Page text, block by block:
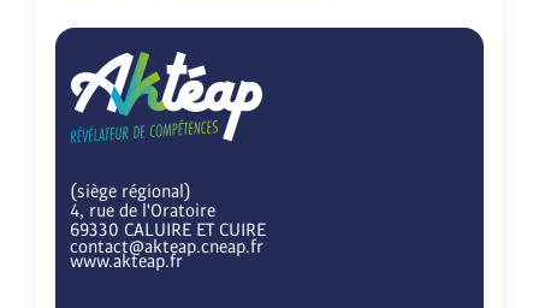
(siège régional)
4, rue de l'Oratoire
69330 CALUIRE ET CUIRE
contact@akteap.cneap.fr
www.akteap.fr